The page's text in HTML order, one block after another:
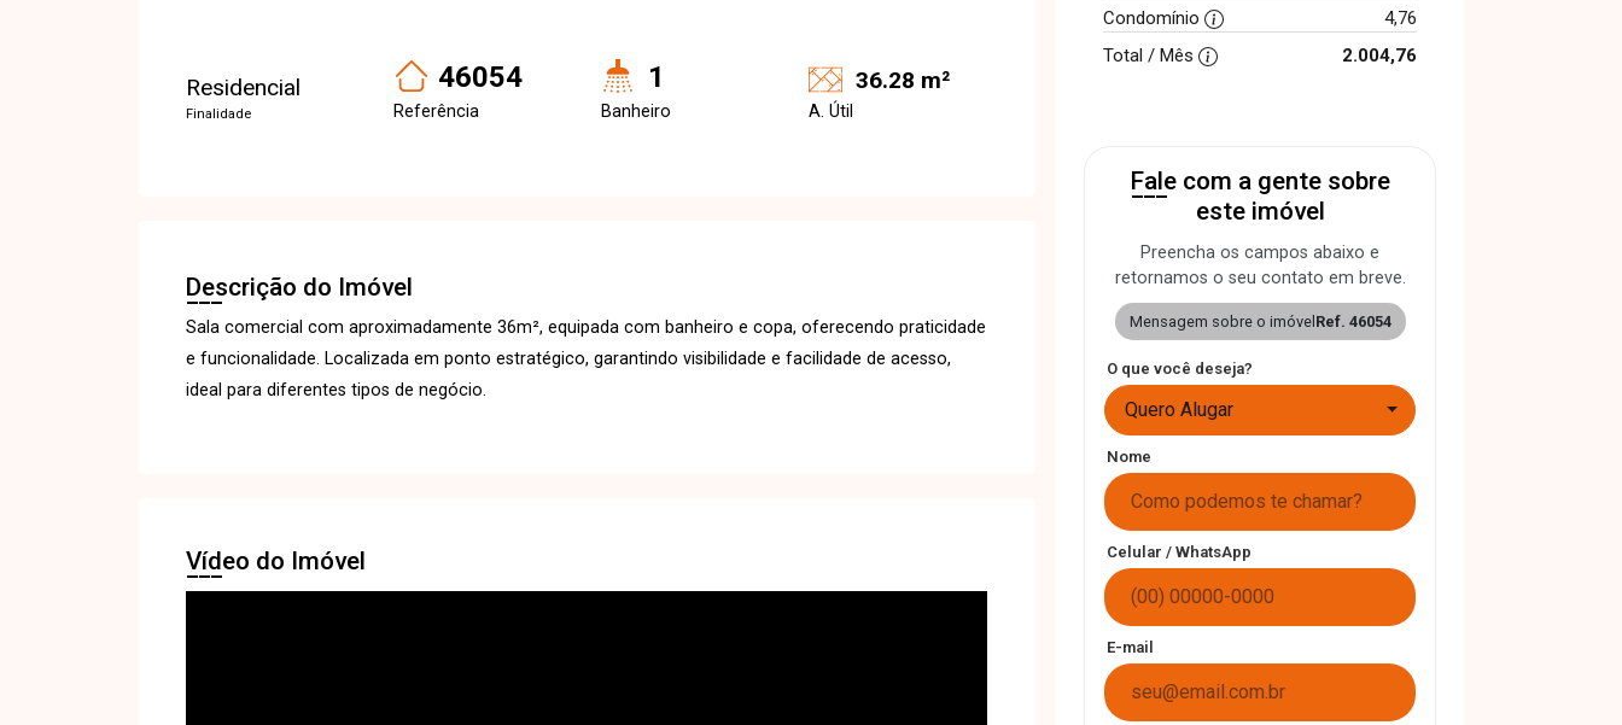
Residencial
Finalidade
46054
Referência
1
Banheiro
36.28 m²
A. Útil
Descrição do Imóvel
Sala comercial com aproximadamente 36m², equipada com banheiro e copa, oferecendo praticidade
e funcionalidade. Localizada em ponto estratégico, garantindo visibilidade e facilidade de acesso,
ideal para diferentes tipos de negócio.
Vídeo do Imóvel
Condomínio
4,76
Total / Mês
2.004,76
Fale com a gente sobre
este imóvel
Preencha os campos abaixo e
retornamos o seu contato em breve.
Mensagem sobre o imóvel Ref. 46054
O que você deseja?
Quero Alugar
Nome
Celular / WhatsApp
E-mail